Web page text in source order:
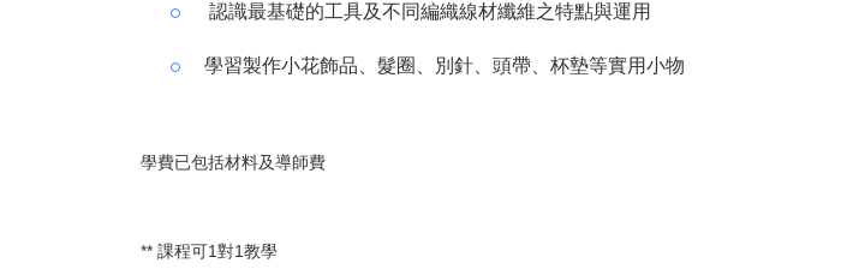
認識最基礎的工具及不同編織線材纖維之特點與運用
學習製作小花飾品、髮圈、別針、頭帶、杯墊等實用小物
學費已包括材料及導師費
** 課程可1對1教學